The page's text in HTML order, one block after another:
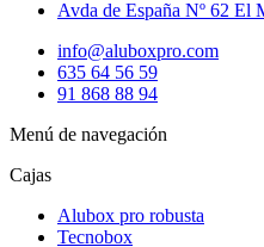
Avda de España Nº 62 El
info@aluboxpro.com
635 64 56 59
91 868 88 94
Menú de navegación
Cajas
Alubox pro robusta
Tecnobox